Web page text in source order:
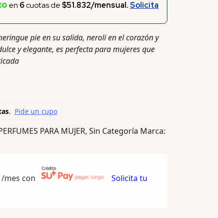
en 6cuotas de $51.832/mensual.Solicita
pie en su salida, neroli en el corazón y
y elegante, es perfecta para mujeres que
PARA MUJER, Sin Categoría Marca:
/mes con Solicita tu